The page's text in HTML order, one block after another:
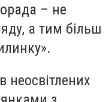
– не
а тим більш
неосвітлених